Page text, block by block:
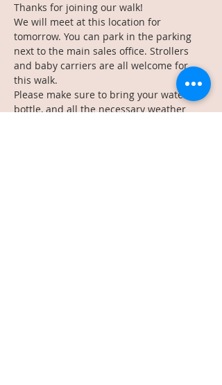
Thanks for joining our walk!
We will meet at this location for
tomorrow. You can park in the parking
next to the main sales office. Strollers
and baby carriers are all welcome for
this walk.
Please make sure to bring your water
bottle, and all the necessary weather